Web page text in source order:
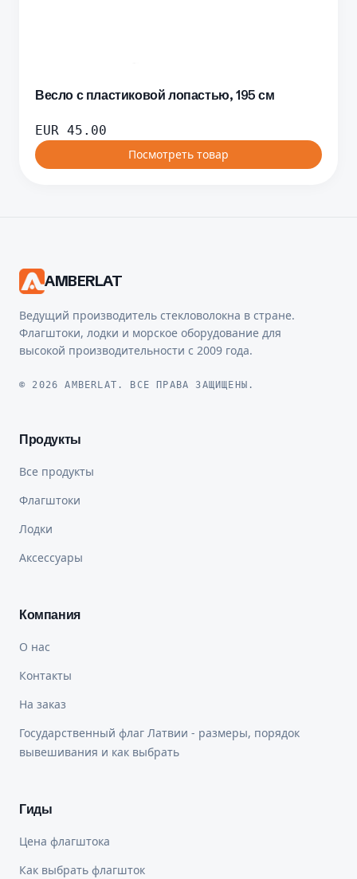
Весло с пластиковой лопастью, 195 см
EUR 45.00
Посмотреть товар
AMBERLAT
Ведущий производитель стекловолокна в стране.
Флагштоки, лодки и морское оборудование для
высокой производительности с 2009 года.
© 2026 AMBERLAT. ВСЕ ПРАВА ЗАЩИЩЕНЫ.
Продукты
Все продукты
Флагштоки
Лодки
Аксессуары
Компания
О нас
Контакты
На заказ
Государственный флаг Латвии - размеры, порядок
вывешивания и как выбрать
Гиды
Цена флагштока
Как выбрать флагшток